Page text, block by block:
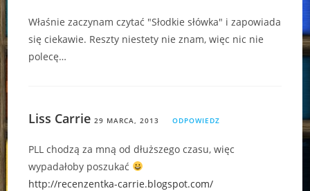
Właśnie zaczynam czytać "Słodkie słówka" i zapowiada
się ciekawie. Reszty niestety nie znam, więc nic nie
polecę…
Liss Carrie 29 MARCA, 2013 ODPOWIEDZ
PLL chodzą za mną od dłuższego czasu, więc
wypadałoby poszukać
http://recenzentka-carrie.blogspot.com/